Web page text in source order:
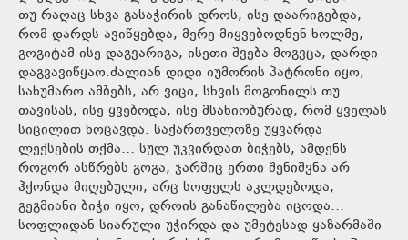
თუ რაღაც სხვა გასაჭირის დროს, ისე დაარიგებდა,
რომ დარდს ავიწყებდა, მერე მიყვებოდნენ ხოლმე,
გოგიტამ ისე დაგვარიგა, ისეთი შვება მოგვცა, დარდი
დაგვავიწყაო.ძალიან დიდი იუმორის პატრონი იყო,
სახუმარო ამბებს, არ ვიცი, სხვის მოგონილს თუ
თავისას, ისე ყვებოდა, ისე მსახიობურად, რომ ყველას
სიცილით ხოცავდა. საქართველოზე უყვარდა
ლექსების თქმა… სულ უკვირდათ ბიჭებს, ამდენს
როგორ ასწრებს გოგა, ჯარშიც ერთი შენიშვნა არ
ჰქონდა მიღებული, არც სოფელს აკლდებოდა,
გეგმიანი ბიჭი იყო, დროის განაწილება იცოდა…
სოფლიდან სიარული უჭირდა და უმეტესად ყაზარმაში